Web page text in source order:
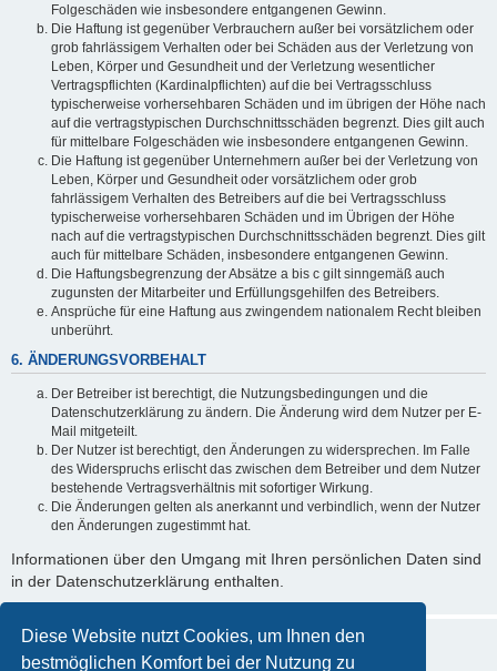
Diese Website nutzt Cookies, um Ihnen den
bestmöglichen Komfort bei der Nutzung zu
Folgeschäden wie insbesondere entgangenen Gewinn.
Die Haftung ist gegenüber Verbrauchern außer bei vorsätzlichem oder
grob fahrlässigem Verhalten oder bei Schäden aus der Verletzung von
Leben, Körper und Gesundheit und der Verletzung wesentlicher
Vertragspflichten (Kardinalpflichten) auf die bei Vertragsschluss
typischerweise vorhersehbaren Schäden und im übrigen der Höhe nach
auf die vertragstypischen Durchschnittsschäden begrenzt. Dies gilt auch
für mittelbare Folgeschäden wie insbesondere entgangenen Gewinn.
Die Haftung ist gegenüber Unternehmern außer bei der Verletzung von
Leben, Körper und Gesundheit oder vorsätzlichem oder grob
fahrlässigem Verhalten des Betreibers auf die bei Vertragsschluss
typischerweise vorhersehbaren Schäden und im Übrigen der Höhe
nach auf die vertragstypischen Durchschnittsschäden begrenzt. Dies gilt
auch für mittelbare Schäden, insbesondere entgangenen Gewinn.
Die Haftungsbegrenzung der Absätze a bis c gilt sinngemäß auch
zugunsten der Mitarbeiter und Erfüllungsgehilfen des Betreibers.
Ansprüche für eine Haftung aus zwingendem nationalem Recht bleiben
unberührt.
6. ÄNDERUNGSVORBEHALT
Der Betreiber ist berechtigt, die Nutzungsbedingungen und die
Datenschutzerklärung zu ändern. Die Änderung wird dem Nutzer per E-
Mail mitgeteilt.
Der Nutzer ist berechtigt, den Änderungen zu widersprechen. Im Falle
des Widerspruchs erlischt das zwischen dem Betreiber und dem Nutzer
bestehende Vertragsverhältnis mit sofortiger Wirkung.
Die Änderungen gelten als anerkannt und verbindlich, wenn der Nutzer
den Änderungen zugestimmt hat.
Informationen über den Umgang mit Ihren persönlichen Daten sind
in der Datenschutzerklärung enthalten.